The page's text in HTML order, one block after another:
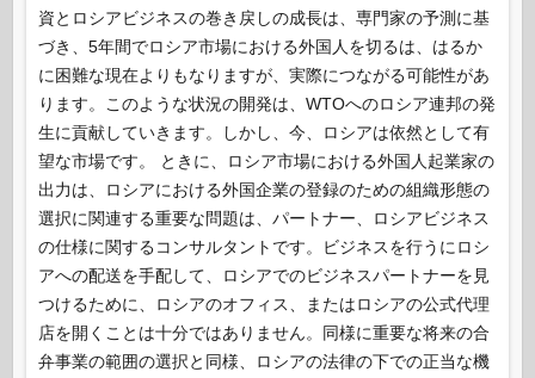
資とロシアビジネスの巻き戻しの成長は、専門家の予測に基
づき、5年間でロシア市場における外国人を切るは、はるか
に困難な現在よりもなりますが、実際につながる可能性があ
ります。このような状況の開発は、WTOへのロシア連邦の発
生に貢献していきます。しかし、今、ロシアは依然として有
望な市場です。 ときに、ロシア市場における外国人起業家の
出力は、ロシアにおける外国企業の登録のための組織形態の
選択に関連する重要な問題は、パートナー、ロシアビジネス
の仕様に関するコンサルタントです。ビジネスを行うにロシ
アへの配送を手配して、ロシアでのビジネスパートナーを見
つけるために、ロシアのオフィス、またはロシアの公式代理
店を開くことは十分ではありません。同様に重要な将来の合
弁事業の範囲の選択と同様、ロシアの法律の下での正当な機